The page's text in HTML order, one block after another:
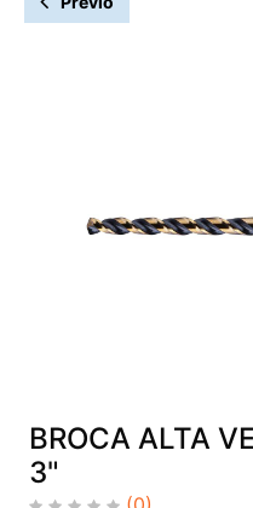
BROCA ALTA
3"